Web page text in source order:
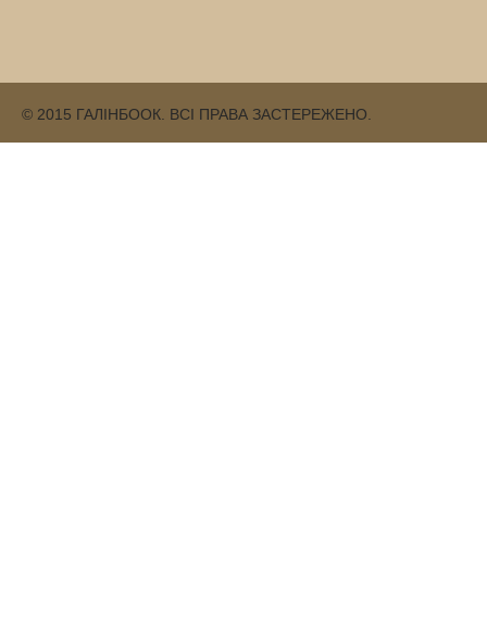
© 2015 ГАЛІНБООК. ВСІ ПРАВА ЗАСТЕРЕЖЕНО.